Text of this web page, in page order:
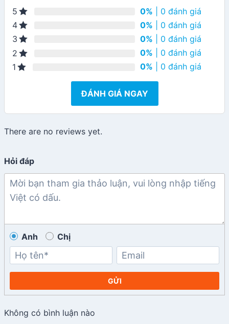
5 0% | 0 đánh giá
4
0% | 0 đánh giá
3
0% | 0 đánh giá
2
0% | 0 đánh giá
1
0% | 0 đánh giá
ĐÁNH GIÁ NGAY
There are no reviews yet.
Hỏi đáp
Anh Chị
GỬI
Không có bình luận nào